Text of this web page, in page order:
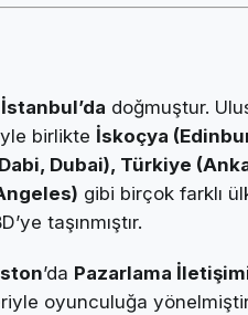
İstanbul’da doğmuştur.
birlikte İskoçya
Dubai), Türkiye
gibi birçok farklı
taşınmıştır.
’da Pazarlama
oyunculuğa